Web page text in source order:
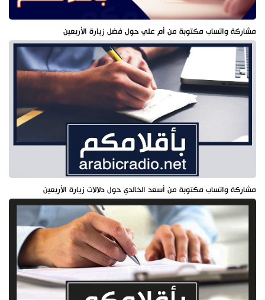
مشاركة واتساب مكتوبة من أم علي حول فضل زيارة الأربعين
مشاركة واتساب مكتوبة من أسعد الخالدي حول دلالات زيارة الأربعين